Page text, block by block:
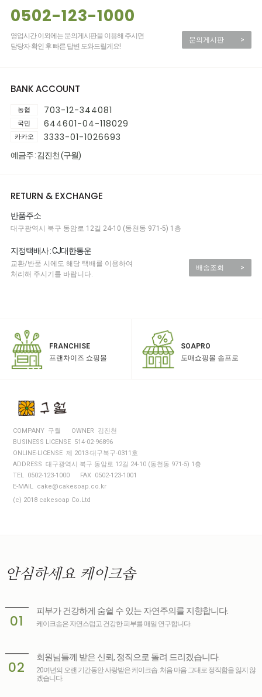
0502-123-1000
영업시간 이외에는 문의게시판을 이용해 주시면
담당자 확인 후 빠른 답변 도와드릴게요!
문의게시판 >
BANK ACCOUNT
농협 703-12-344081
국민 644601-04-118029
카카오 3333-01-1026693
예금주 : 김진천 (구월)
RETURN & EXCHANGE
반품주소
대구광역시 북구 동암로 12길 24-10 (동천동 971-5) 1층
지정택배사 : CJ대한통운
교환/반품 시에도 해당 택배를 이용하여
처리해 주시기를 바랍니다.
배송조회 >
FRANCHISE
프랜차이즈 쇼핑몰
SOAPRO
도매쇼핑몰 솝프로
COMPANY 구월
OWNER 김진천
BUSINESS LICENSE 514-02-96896
ONLINE-LICENSE 제 2013-대구북구-0311호
ADDRESS 대구광역시 북구 동암로 12길 24-10 (동천동 971-5) 1층
TEL 0502-123-1000
FAX 0502-123-1001
E-MAIL cake@cakesoap.co.kr
(c) 2018 cakesoap Co.Ltd
안심하세요 케이크솝
01
피부가 건강하게 숨쉴 수 있는 자연주의를 지향합니다.
케이크솝은 자연스럽고 건강한 피부를 매일 연구합니다.
02
회원님들께 받은 신뢰, 정직으로 돌려 드리겠습니다.
20여년의 오랜 기간동안 사랑받은 케이크솝. 처음 마음 그대로 정직함을 잃지 않
겠습니다.